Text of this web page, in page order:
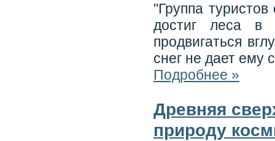
"Группа
достиг леса в
продвигаться
снег не дает ему
Подробнее »
Древняя
природу